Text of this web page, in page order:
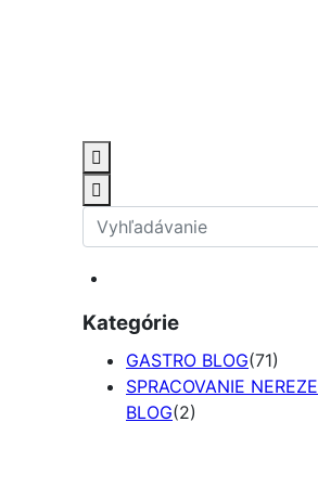
Kategórie
GASTRO BLOG(71)
SPRACOVANIE NEREZE
BLOG(2)